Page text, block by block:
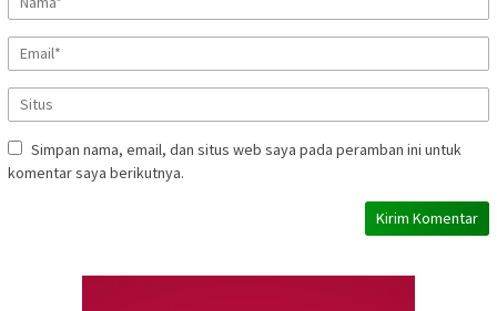
Simpan nama, email, dan situs web saya pada peramban ini untuk
komentar saya berikutnya.